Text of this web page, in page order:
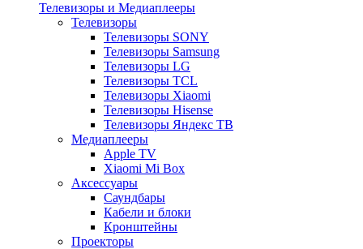
Телевизоры и Медиаплееры
Телевизоры
Телевизоры SONY
Телевизоры Samsung
Телевизоры LG
Телевизоры TCL
Телевизоры Xiaomi
Телевизоры Hisense
Телевизоры Яндекс ТВ
Медиаплееры
Apple TV
Xiaomi Mi Box
Аксессуары
Саундбары
Кабели и блоки
Кронштейны
Проекторы